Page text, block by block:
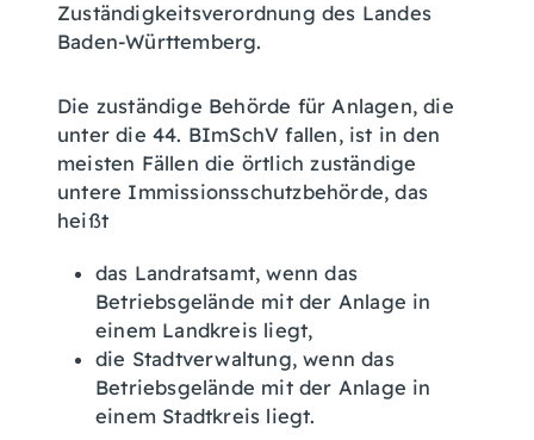
Zuständigkeitsverordnung des Landes
Baden-Württemberg.
Die zuständige Behörde für Anlagen, die
unter die 44. BImSchV fallen, ist in den
meisten Fällen die örtlich zuständige
untere Immissionsschutzbehörde, das
heißt
das Landratsamt, wenn das
Betriebsgelände mit der Anlage in
einem Landkreis liegt,
die Stadtverwaltung, wenn das
Betriebsgelände mit der Anlage in
einem Stadtkreis liegt.